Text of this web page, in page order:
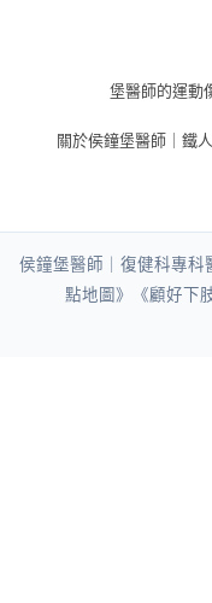
堡醫師的運動
關於侯鐘堡醫師｜鐵
侯鐘堡醫師｜復健科專科
點地圖》《顧好下